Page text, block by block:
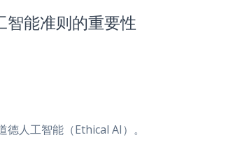
智能准则的重要性
人工智能（Ethical AI）。